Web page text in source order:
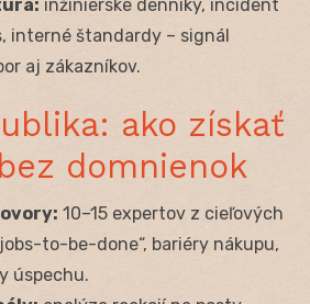
inžinierske denníky, incident
interné štandardy – signál
aj zákazníkov.
ako získať
domnienok
10–15 expertov z cieľových
to-be-done“, bariéry nákupu,
úspechu.